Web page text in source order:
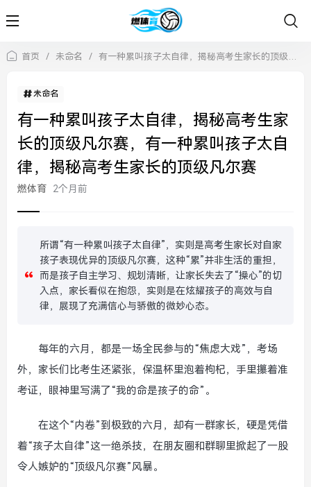
首页 / 未命名 / 有一种累叫孩子太自律，揭秘高考生家长的顶级凡尔赛，有一种累叫孩子太自律，揭秘高考生家长的顶级凡尔赛
未命名
有一种累叫孩子太自律，揭秘高考生家
长的顶级凡尔赛，有一种累叫孩子太自
律，揭秘高考生家长的顶级凡尔赛
燃体育 2个月前
所谓“有一种累叫孩子太自律”，实则是高考生家长对自家
孩子表现优异的顶级凡尔赛，这种“累”并非生活的重担，
而是孩子自主学习、规划清晰，让家长失去了“操心”的切
入点，家长看似在抱怨，实则是在炫耀孩子的高效与自
律，展现了充满信心与骄傲的微妙心态。
每年的六月，都是一场全民参与的“焦虑大戏”，考场
外，家长们比考生还紧张，保温杯里泡着枸杞，手里攥着准
考证，眼神里写满了“我的命是孩子的命”。
在这个“内卷”到极致的六月，却有一群家长，硬是凭借
着“孩子太自律”这一绝杀技，在朋友圈和群聊里掀起了一股
令人嫉妒的“顶级凡尔赛”风暴。